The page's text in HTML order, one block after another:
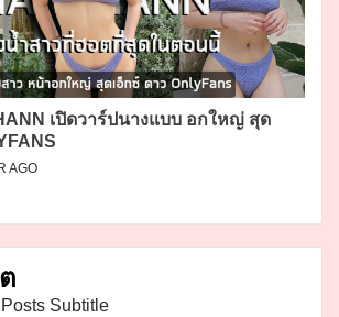
เปิดวาร์ปนางแบบ อกใหญ่ สุด
AGO
Subtitle